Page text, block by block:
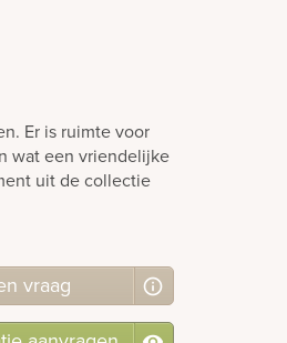
Er is ruimte voor
wat een vriendelijke
uit de collectie
vraag